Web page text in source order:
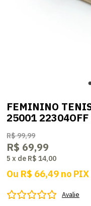
FEMININO
25001 22304OFF
R$ 99,99
R$ 69,99
5 x de R$ 14,00
Ou R$ 66,49 no PIX
Avalie